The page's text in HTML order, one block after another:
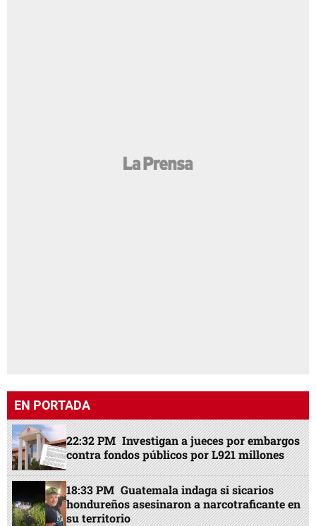
EN PORTADA
22:32 PM Investigan a jueces por embargos
contra fondos públicos por L921 millones
18:33 PM Guatemala indaga si sicarios
hondureños asesinaron a narcotraficante en
su territorio